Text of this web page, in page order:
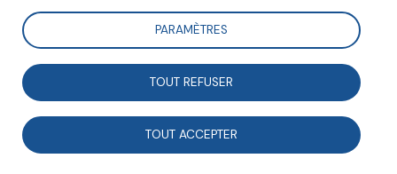
Suivre
La directrice générale d’Ashoka France, Elsa Da Costa
- Grangier, revient dans cet article sur quelques
principes de l’approche systémique du changement.
PARAMÈTRES
TOUT REFUSER
TOUT ACCEPTER